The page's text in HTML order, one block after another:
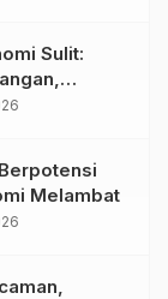
Sulit:
Penghasilan
Melambat